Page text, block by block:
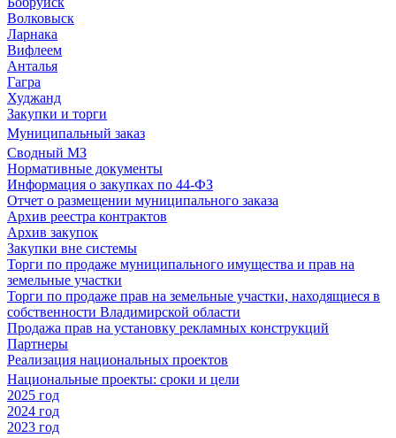
Волковыск
Ларнака
Вифлеем
Анталья
Гагра
Худжанд
Закупки и торги
Муниципальный заказ
Сводный МЗ
Нормативные документы
Информация о закупках по 44-ФЗ
Отчет о размещении муниципального заказа
Архив реестра контрактов
Архив закупок
Закупки вне системы
Торги по продаже муниципального имущества и прав на
земельные участки
Торги по продаже прав на земельные участки, находящиеся в
собственности Владимирской области
Продажа прав на установку рекламных конструкций
Партнеры
Реализация национальных проектов
Национальные проекты: сроки и цели
2025 год
2024 год
2023 год